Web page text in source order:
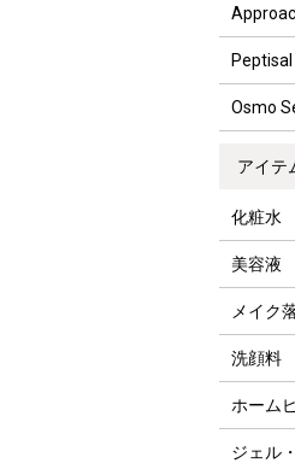
Peptisal
Osmo
アイテ
化粧水
美容液
メイク
洗顔料
ホーム
ジェル